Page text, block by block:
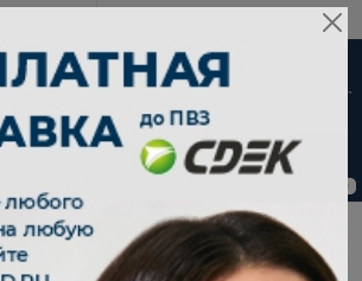
0
Брошь серебряная 925 2700111-00245
от 15 дней с